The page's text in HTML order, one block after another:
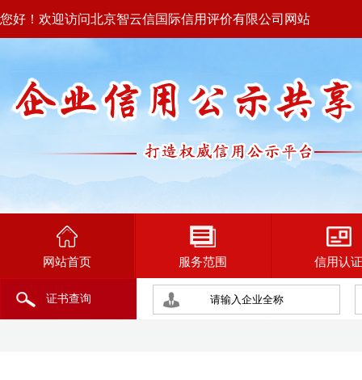
您好！欢迎访问北京智云信国际信用评价有限公司网站
网站首页 服务范围 信用认证
证书查询